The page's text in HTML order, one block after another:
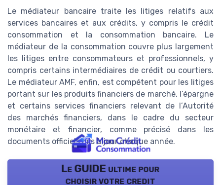
Le médiateur bancaire traite les litiges relatifs aux
services bancaires et aux crédits, y compris le crédit
consommation et la consommation bancaire. Le
médiateur de la consommation couvre plus largement
les litiges entre consommateurs et professionnels, y
compris certains intermédiaires de crédit ou courtiers.
Le médiateur AMF, enfin, est compétent pour les litiges
portant sur les produits financiers de marché, l’épargne
et certains services financiers relevant de l’Autorité
des marchés financiers, dans le cadre du secteur
monétaire et financier, comme précisé dans les
documents officiels mis à jour chaque année.
Le GUIDE ultime pour
choisir votre credit